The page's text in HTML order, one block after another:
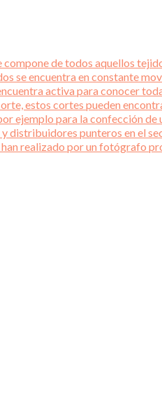
compone de todos aquellos
se encuentra en constante
activa para conocer
estos cortes pueden
ejemplo para la confección
distribuidores punteros en el
realizado por un fotógrafo